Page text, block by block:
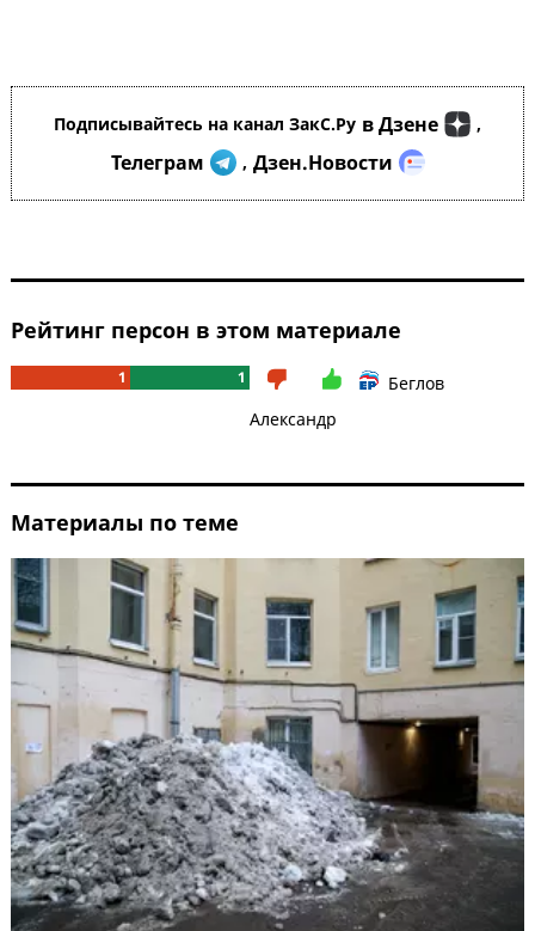
Подписывайтесь на канал ЗакС.Ру в Дзене ,
Телеграм , Дзен.Новости
Рейтинг персон в этом материале
1 1
Беглов
Александр
Материалы по теме